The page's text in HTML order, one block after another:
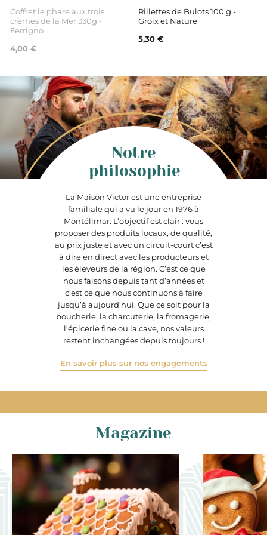
Coffret le phare aux trois
crèmes de la Mer 330g -
Ferrigno
4,00 €
Rillettes de Bulots 100 g -
Groix et Nature
5,30 €
La Maison Victor est une entreprise
familiale qui a vu le jour en 1976 à
Montélimar. L’objectif est clair : vous
proposer des produits locaux, de qualité,
au prix juste et avec un circuit-court c’est
à dire en direct avec les producteurs et
les éleveurs de la région. C’est ce que
nous faisons depuis tant d’années et
c’est ce que nous continuons à faire
jusqu’à aujourd’hui. Que ce soit pour la
boucherie, la charcuterie, la fromagerie,
l’épicerie fine ou la cave, nos valeurs
restent inchangées depuis toujours !
En savoir plus sur nos engagements
Notre
philosophie
Magazine